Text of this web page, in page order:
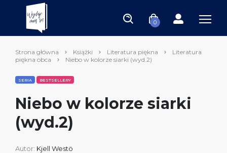
0
Strona główna Książki Literatura piękna
Literatura
piękna obca
Niebo w kolorze siarki (wyd.2)
SERIA BESTSELLERY
Niebo w kolorze siarki
(wyd.2)
Autor: Kjell Westö